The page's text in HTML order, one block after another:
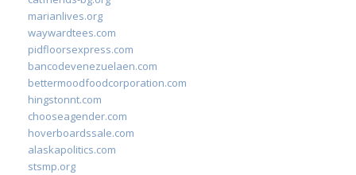
marianlives.org
waywardtees.com
pidfloorsexpress.com
bancodevenezuelaen.com
bettermoodfoodcorporation.com
hingstonnt.com
chooseagender.com
hoverboardssale.com
alaskapolitics.com
stsmp.org